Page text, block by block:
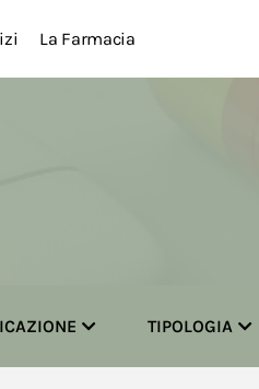
La Farmacia
TIPOLOGIA